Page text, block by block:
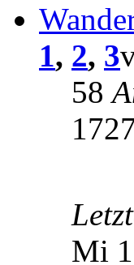
1, 2, 3
58
Mi